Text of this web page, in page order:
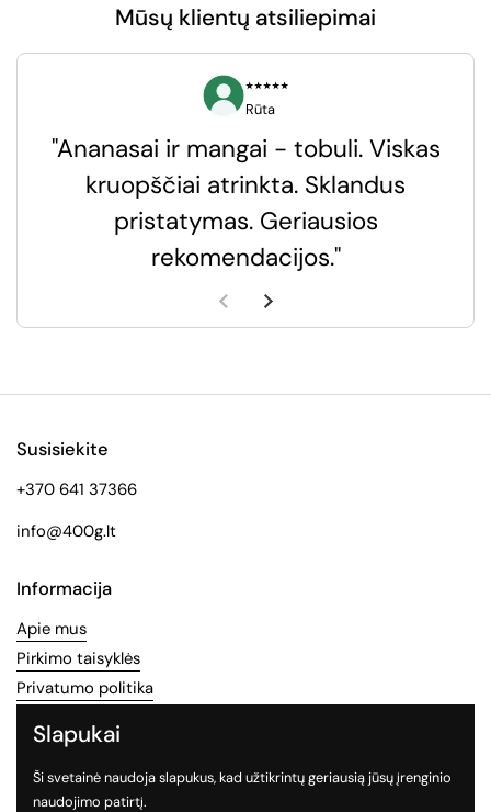
Mūsų klientų atsiliepimai
⭑⭑⭑⭑⭑
Rūta
"Ananasai ir mangai - tobuli. Viskas
kruopščiai atrinkta. Sklandus
pristatymas. Geriausios
rekomendacijos."
Ankstesnė skaidrė
Kita skaidrė
Susisiekite
+370 641 37366
info@400g.lt
Informacija
Apie mus
Pirkimo taisyklės
Privatumo politika
Socialinės medijos
Sekite mus socialiniuose tinkluose
Slapukai
Ši svetainė naudoja slapukus, kad užtikrintų geriausią jūsų įrenginio
naudojimo patirtį.